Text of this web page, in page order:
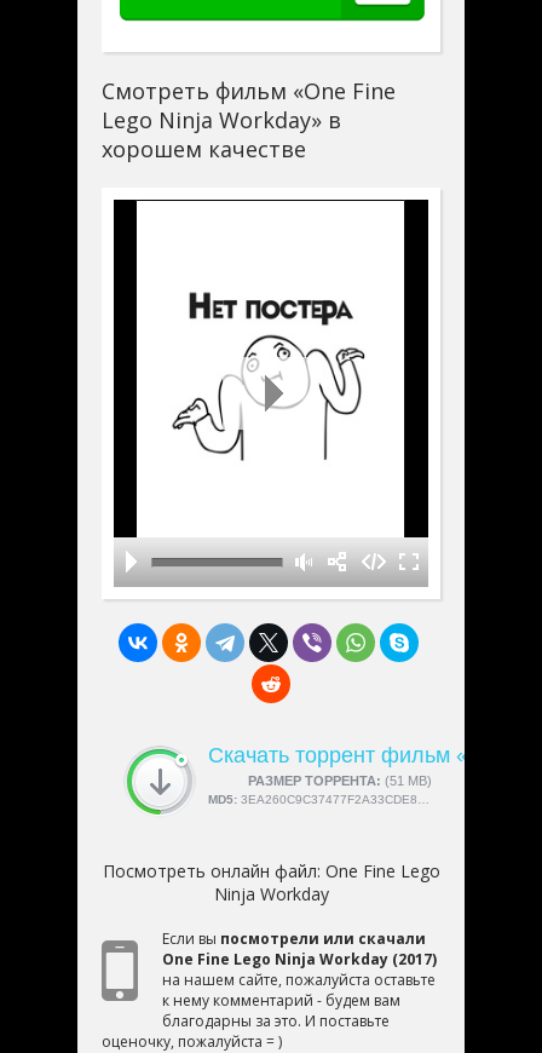
Смотреть фильм «One Fine
Lego Ninja Workday» в
хорошем качестве
Скачать торрент фильм «One
РАЗМЕР ТОРРЕНТА: (51 MB)
СКАЧАЛИ:4189
MD5: 3EA260C9C37477F2A33CDE8EF26A44C8
Посмотреть онлайн файл: One Fine Lego
Ninja Workday
Если вы посмотрели или скачали
One Fine Lego Ninja Workday (2017)
на нашем сайте, пожалуйста оставьте
к нему комментарий - будем вам
благодарны за это. И поставьте
оценочку, пожалуйста = )